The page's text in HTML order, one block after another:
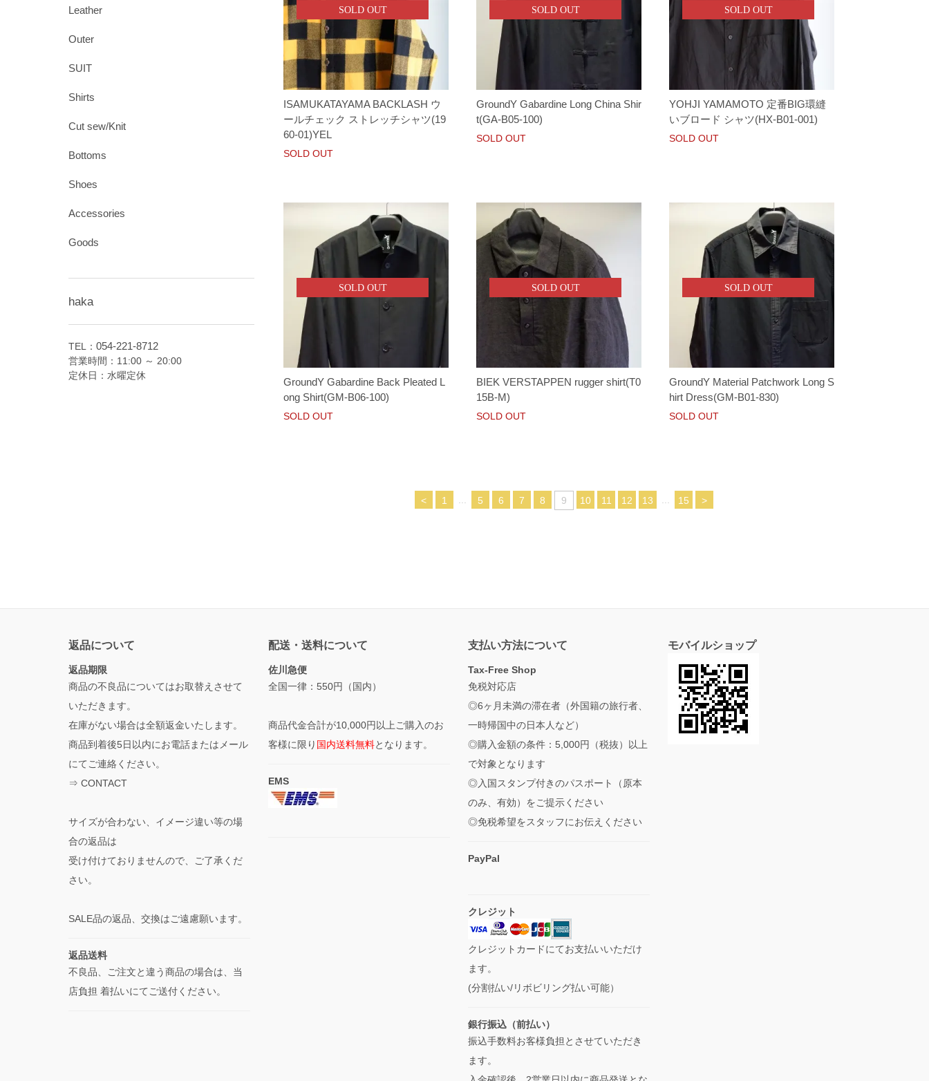
SOLD OUT
ISAMUKATAYAMA BACKLASH ウ
ールチェック ストレッチシャツ(19
60-01)YEL
SOLD OUT
SOLD OUT
GroundY Gabardine Long China Shir
t(GA-B05-100)
SOLD OUT
SOLD OUT
YOHJI YAMAMOTO 定番BIG環縫
いブロード シャツ(HX-B01-001)
SOLD OUT
SOLD OUT
GroundY Gabardine Back Pleated L
ong Shirt(GM-B06-100)
SOLD OUT
SOLD OUT
BIEK VERSTAPPEN rugger shirt(T0
15B-M)
SOLD OUT
SOLD OUT
GroundY Material Patchwork Long S
hirt Dress(GM-B01-830)
SOLD OUT
< 1 ... 5 6 7 8 9 10 11 12 13 ... 15 >
Leather
Outer
SUIT
Shirts
Cut sew/Knit
Bottoms
Shoes
Accessories
Goods
haka
TEL： 054-221-8712
営業時間：11:00 ～ 20:00
定休日：水曜定休
返品について
返品期限
商品の不良品についてはお取替えさせて
いただきます。
在庫がない場合は全額返金いたします。
商品到着後5日以内にお電話またはメール
にてご連絡ください。
⇒ CONTACT
サイズが合わない、イメージ違い等の場
合の返品は
受け付けておりませんので、ご了承くだ
さい。
SALE品の返品、交換はご遠慮願います。
返品送料
不良品、ご注文と違う商品の場合は、当
店負担 着払いにてご送付ください。
配送・送料について
佐川急便
全国一律：550円（国内）
商品代金合計が10,000円以上ご購入のお
客様に限り 国内送料無料となります。
EMS
支払い方法について
Tax-Free Shop
免税対応店
◎6ヶ月未満の滞在者（外国籍の旅行者、
一時帰国中の日本人など）
◎購入金額の条件：5,000円（税抜）以上
で対象となります
◎入国スタンプ付きのパスポート（原本
のみ、有効）をご提示ください
◎免税希望をスタッフにお伝えください
PayPal
クレジット
クレジットカードにてお支払いいただけ
ます。
(分割払い/リボビリング払い可能）
銀行振込（前払い）
振込手数料お客様負担とさせていただき
ます。
モバイルショップ